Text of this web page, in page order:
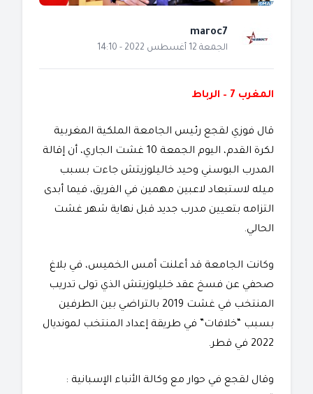
maroc7
الجمعة 12 أغسطس 2022 - 14:10
المغرب 7 – الرباط
قال فوزي لقجع رئيس الجامعة الملكية المغربية
لكرة القدم، اليوم الجمعة 10 غشت الجاري، أن إقالة
المدرب البوسني وحيد خاليلوزيتش جاءت بسبب
ميله لاستبعاد لاعبين مهمين في الفريق، فيما أبدى
التزامه بتعيين مدرب جديد قبل نهاية شهر غشت
الحالي.
وكانت الجامعة قد أعلنت أمس الخميس، في بلاغ
صحفي عن فسخ عقد خليلوزيتش الذي تولى تدريب
المنتخب في غشت 2019 بالتراضي بين الطرفين
بسبب “خلافات” في طريقة إعداد المنتخب لمونديال
2022 في قطر.
وقال لقجع في حوار مع وكالة الأنباء الإسبانية :